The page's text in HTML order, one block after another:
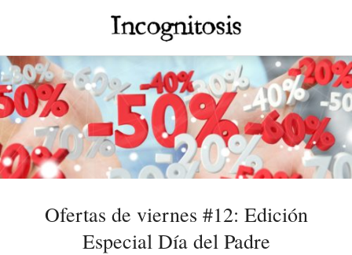
Ofertas de viernes #12: Edición
Especial Día del Padre